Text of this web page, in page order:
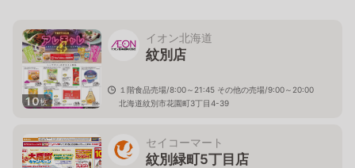
10枚
イオン北海道
紋別店
１階食品売場/8:00～21:45 その他の売場/9:00～20:00
北海道紋別市花園町3丁目4-39
セイコーマート
紋別緑町5丁目店